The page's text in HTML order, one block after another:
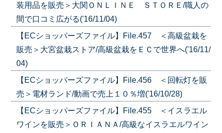
装用品を販売＞大関ＯＮＬＩＮＥ ＳＴＯＲＥ/職人の
間で口コミ広がる('16/11/04)
【ECショッパーズファイル】File.457 ＜高級盆栽を
販売＞大宮盆栽ストア/高級盆栽をＥＣで世界へ('16/11/
04)
【ECショッパーズファイル】File.456 ＜回転灯を販
売＞電材ランド/動画で売上１０％増('16/10/28)
【ECショッパーズファイル】File.455 ＜イスラエル
ワインを販売＞ＯＲＩＡＮＡ/高級なイスラエルワイン